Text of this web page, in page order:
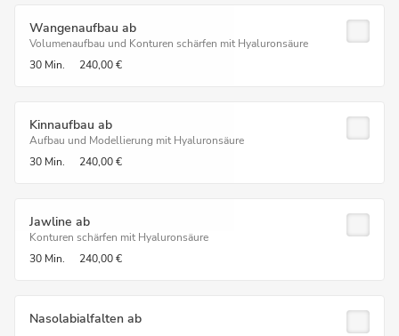
Wangenaufbau ab
Volumenaufbau und Konturen schärfen mit Hyaluronsäure
30 Min.
240,00 €
Kinnaufbau ab
Aufbau und Modellierung mit Hyaluronsäure
30 Min.
240,00 €
Jawline ab
Konturen schärfen mit Hyaluronsäure
30 Min.
240,00 €
Nasolabialfalten ab